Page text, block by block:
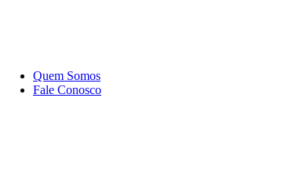
Quem Somos
Fale Conosco